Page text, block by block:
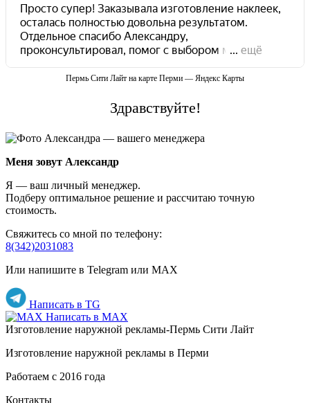
Пермь Сити Лайт на карте Перми — Яндекс Карты
Здравствуйте!
Меня зовут Александр
Я — ваш личный менеджер.
Подберу оптимальное решение и рассчитаю точную
стоимость.
Свяжитесь со мной по телефону:
8(342)2031083
Или напишите в Telegram или MAX
Написать в TG
Написать в MAX
Изготовление наружной рекламы-Пермь Сити Лайт
Изготовление наружной рекламы в Перми
Работаем с 2016 года
Контакты